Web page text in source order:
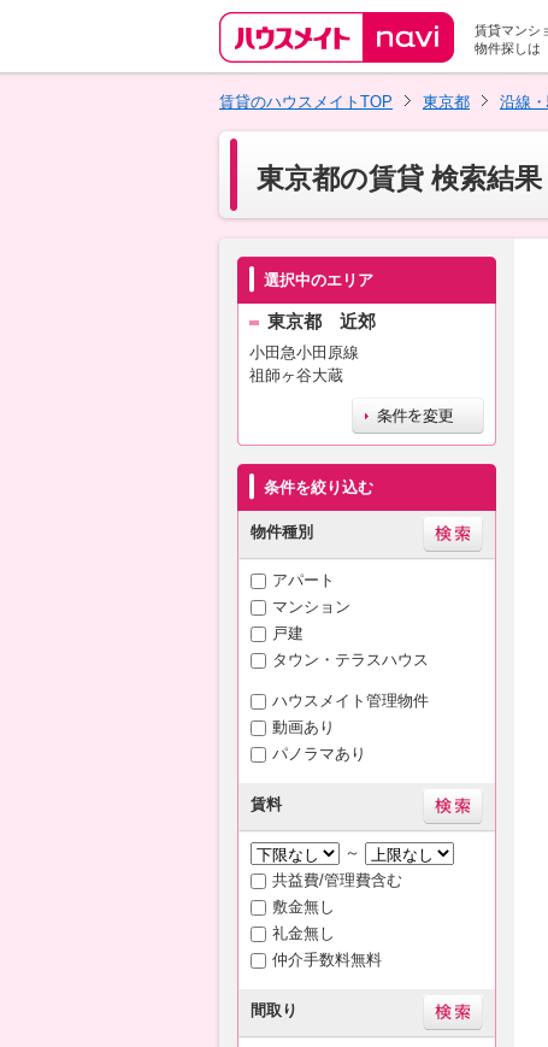
賃貸マンシ
物件探しは
賃貸のハウスメイトTOP
東京都 沿線
東京都の賃貸 検索結果
選択中のエリア
東京都 近郊
小田急小田原線
祖師ヶ谷大蔵
条件を絞り込む
物件種別
アパート
マンション
戸建
タウン・テラスハウス
ハウスメイト管理物件
動画あり
パノラマあり
賃料
～
共益費/管理費含む
敷金無し
礼金無し
仲介手数料無料
間取り